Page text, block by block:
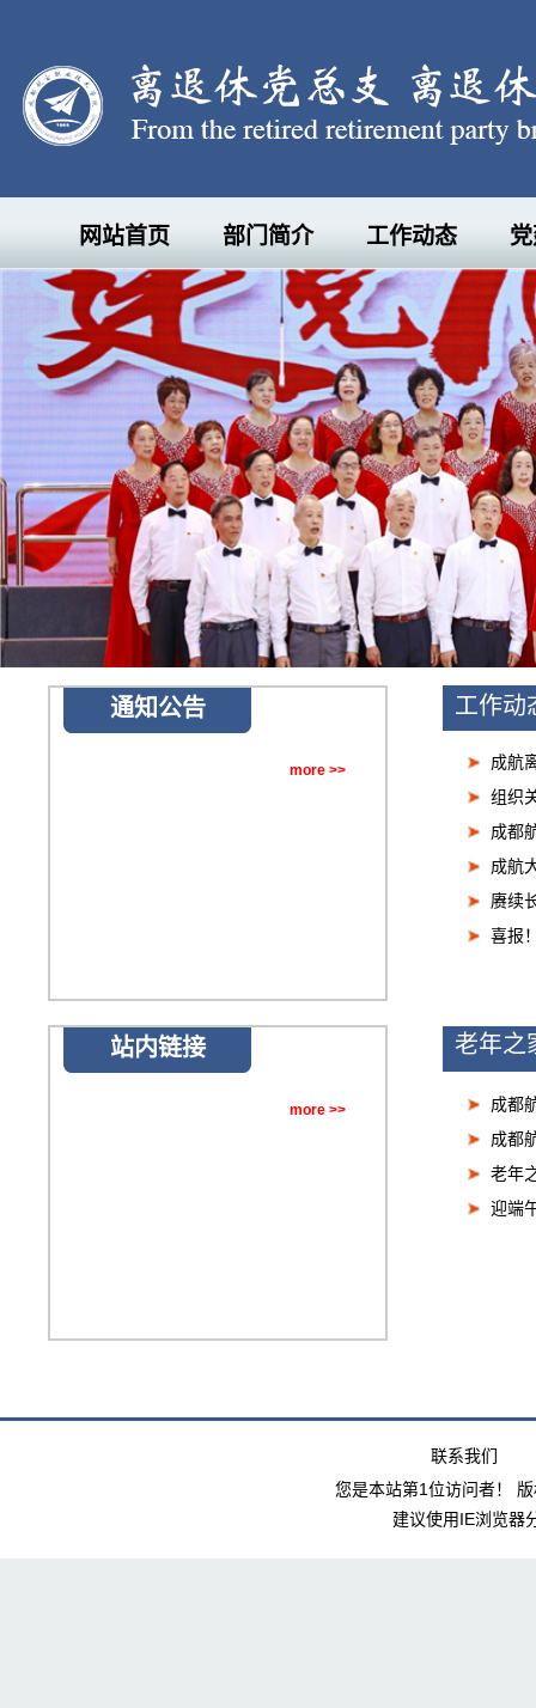
网站首页 部门简介 工作动态
通知公告
more >>
站内链接
more >>
工作动
成航
组织
成都
成航
赓续
喜报
老年之
成都
成都
老年
迎端
联系我们
您是本站第1位访问者！
建议使用IE浏览器